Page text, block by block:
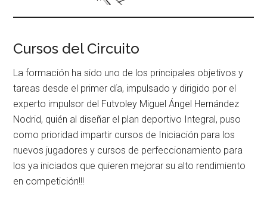
Cursos del Circuito
La formación ha sido uno de los principales objetivos y
tareas desde el primer día, impulsado y dirigido por el
experto impulsor del Futvoley Miguel Ángel Hernández
Nodrid, quién al diseñar el plan deportivo Integral, puso
como prioridad impartir cursos de Iniciación para los
nuevos jugadores y cursos de perfeccionamiento para
los ya iniciados que quieren mejorar su alto rendimiento
en competición!!!